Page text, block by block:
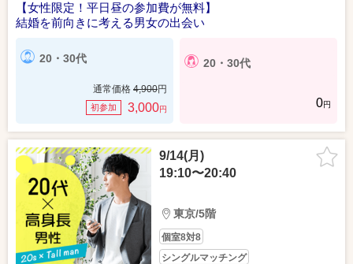
【女性限定！平日昼の参加費が無料】
結婚を前向きに考える男女の出会い
20・30代
通常価格 4,900円
初参加 3,000円
20・30代
0円
9/14(月)
19:10〜20:40
東京/5階
個室8対8
シングルマッチング